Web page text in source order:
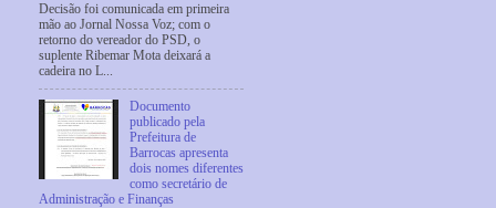
Decisão foi comunicada em primeira
mão ao Jornal Nossa Voz; com o
retorno do vereador do PSD, o
suplente Ribemar Mota deixará a
cadeira no L...
Documento
publicado pela
Prefeitura de
Barrocas apresenta
dois nomes diferentes
como secretário de
Administração e Finanças